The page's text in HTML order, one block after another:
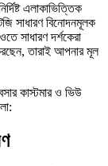
এলাকাভিত্তিক
সাধারণ বিনোদনমূলক
সাধারণ দর্শকেরা
তারাই আপনার মূল
কাস্টমার ও ভিউ